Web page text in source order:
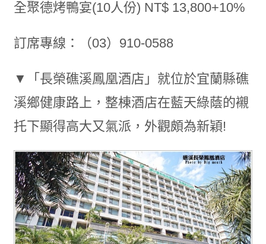
全聚德烤鴨宴(10人份) NT$ 13,800+10%
訂席專線：（03）910-0588
▼「長榮礁溪鳳凰酒店」就位於宜蘭縣礁
溪鄉健康路上，整棟酒店在藍天綠蔭的襯
托下顯得高大又氣派，外觀頗為新穎!